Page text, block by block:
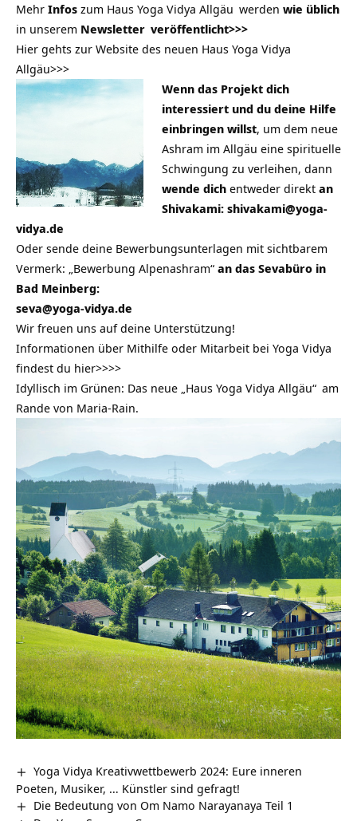
Mehr Infos zum Haus Yoga Vidya Allgäu werden wie üblich
in unserem Newsletter veröffentlicht>>>
Hier gehts zur Website des neuen Haus Yoga Vidya
Allgäu>>>
Wenn das Projekt dich
interessiert und du deine Hilfe
einbringen willst, um dem neue
Ashram im Allgäu eine spirituelle
Schwingung zu verleihen, dann
wende dichentweder direkt an
Shivakami: shivakami@yoga-
vidya.de
Oder sende deine Bewerbungsunterlagen mit sichtbarem
Vermerk: „Bewerbung Alpenashram“ an das Sevabüro in
Bad Meinberg:
seva@yoga-vidya.de
Wir freuen uns auf deine Unterstützung!
Informationen über Mithilfe oder Mitarbeit bei Yoga Vidya
findest du hier>>>>
Idyllisch im Grünen: Das neue „Haus Yoga Vidya Allgäu“ am
Rande von Maria-Rain.
Yoga Vidya Kreativwettbewerb 2024: Eure inneren
Poeten, Musiker, … Künstler sind gefragt!
Die Bedeutung von Om Namo Narayanaya Teil 1